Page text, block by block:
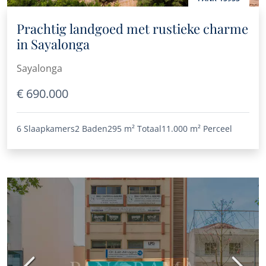
Prachtig landgoed met rustieke charme
in Sayalonga
Sayalonga
€ 690.000
6 Slaapkamers2 Baden295 m² Totaal11.000 m² Perceel